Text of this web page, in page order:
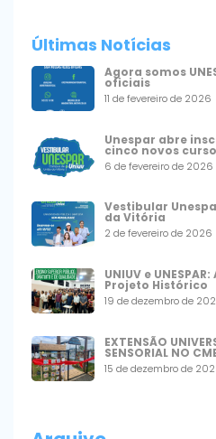
Últimas Notícias
Agora somos
oficiais
11 de fevereiro de 2026
Unespar abre
cinco novos
6 de fevereiro de 2026
Vestibular
da Vitória
2 de fevereiro de 2026
UNIUV e
Projeto Histórico
19 de dezembro de
EXTENSÃO
SENSORIAL NO
15 de dezembro de